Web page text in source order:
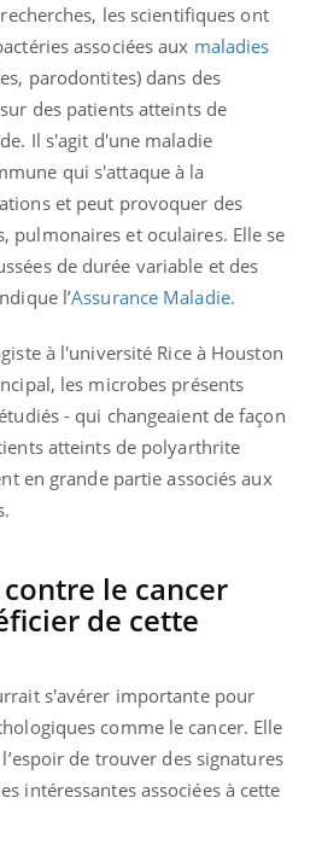
les scientifiques ont
associées aux maladies
parodontites) dans des
des patients atteints de
Il s'agit d'une maladie
qui s'attaque à la
et peut provoquer des
pulmonaires et oculaires. Elle se
de durée variable et des
l’Assurance Maladie.
à l'université Rice à Houston
les microbes présents
- qui changeaient de façon
atteints de polyarthrite
en grande partie associés aux
le cancer
de cette
s'avérer importante pour
comme le cancer. Elle
de trouver des signatures
intéressantes associées à cette